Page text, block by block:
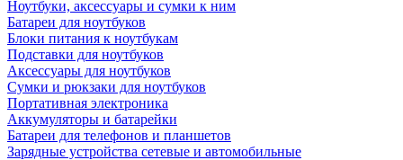
Ноутбуки, аксессуары и сумки к ним
Батареи для ноутбуков
Блоки питания к ноутбукам
Подставки для ноутбуков
Аксессуары для ноутбуков
Сумки и рюкзаки для ноутбуков
Портативная электроника
Аккумуляторы и батарейки
Батареи для телефонов и планшетов
Зарядные устройства сетевые и автомобильные